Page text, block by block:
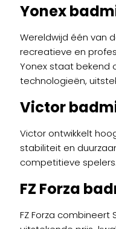
Yonex
Wereldwijd één van
recreatieve en
Yonex staat bekend
technologieën,
Victor
Victor ontwikkelt
stabiliteit en
competitieve spelers.
FZ Forza
FZ Forza